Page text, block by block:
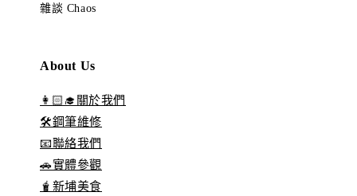
雜談 Chaos
About Us
👩🏻‍🎓關於我們
🛠️鋼筆維修
📧聯絡我們
🚗實體參觀
🧋新埔美食